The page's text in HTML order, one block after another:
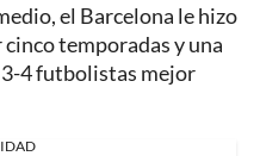
el Barcelona le hizo
temporadas y una
4 futbolistas mejor